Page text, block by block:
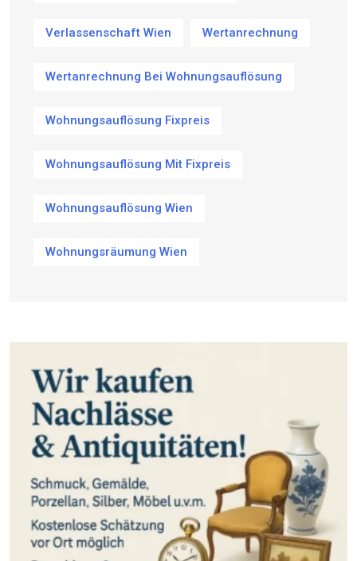
Verlassenschaft Wien Wertanrechnung
Wertanrechnung Bei Wohnungsauflösung
Wohnungsauflösung Fixpreis
Wohnungsauflösung Mit Fixpreis
Wohnungsauflösung Wien
Wohnungsräumung Wien